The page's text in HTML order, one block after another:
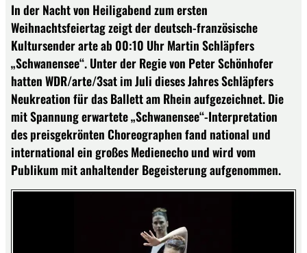
In der Nacht von Heiligabend zum ersten
Weihnachtsfeiertag zeigt der deutsch-französische
Kultursender arte ab 00:10 Uhr Martin Schläpfers
„Schwanensee“. Unter der Regie von Peter Schönhofer
hatten WDR/arte/3sat im Juli dieses Jahres Schläpfers
Neukreation für das Ballett am Rhein aufgezeichnet. Die
mit Spannung erwartete „Schwanensee“-Interpretation
des preisgekrönten Choreographen fand national und
international ein großes Medienecho und wird vom
Publikum mit anhaltender Begeisterung aufgenommen.